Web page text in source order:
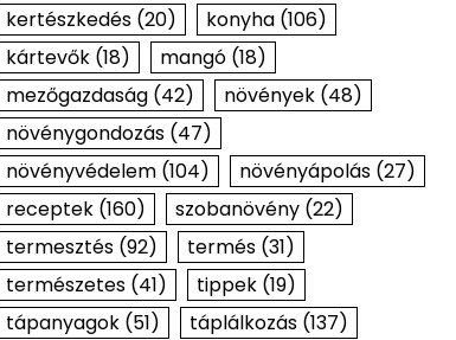
kertészkedés(20) konyha(106)
kártevők(18) mangó(18)
mezőgazdaság(42) növények(48)
növénygondozás(47)
növényvédelem(104) növényápolás(27)
receptek(160) szobanövény(22)
termesztés(92) termés(31)
természetes(41) tippek(19)
tápanyagok(51) táplálkozás(137)